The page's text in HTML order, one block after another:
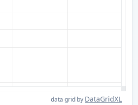
data grid by DataGridXL